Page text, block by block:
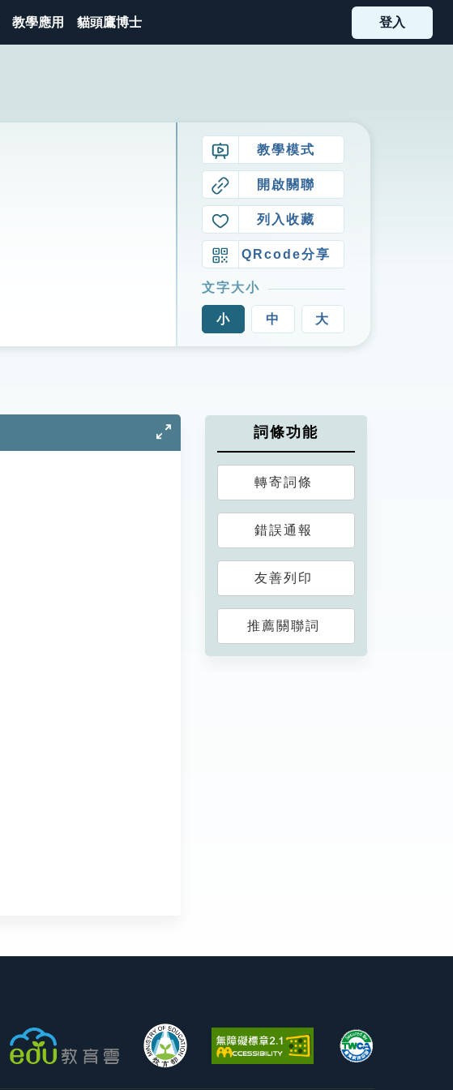
教學應用 貓頭鷹博士 登入
教學模式
開啟關聯
列入收藏
QRcode分享
文字大小
小 中 大
詞條功能
轉寄詞條
錯誤通報
友善列印
推薦關聯詞